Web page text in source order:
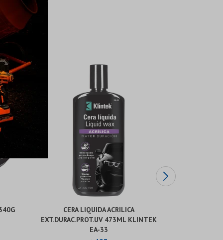
CERA LIQUIDA ACRILICA
EXT.DURAC.PROT.UV 473ML KLINTEK
EA-33